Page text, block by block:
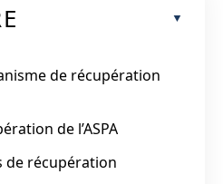
de récupération
de l’ASPA
de récupération